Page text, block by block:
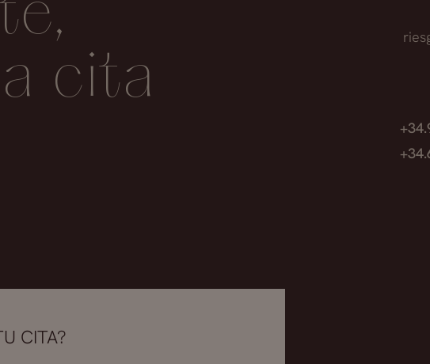
acuden a la consulta por la aparición, en la zona inyectada
existe un rechazo a este producto. Abordamos esta situación
En esta zona además de producto retiramos parte de la
un labio armónico. El paciente se encuentra satisfecho
en su labio.
cita
CITA?